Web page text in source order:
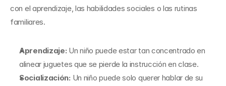
con el aprendizaje, las habilidades sociales o las rutinas
familiares.
Aprendizaje: Un niño puede estar tan concentrado en
alinear juguetes que se pierde la instrucción en clase.
Socialización: Un niño puede solo querer hablar de su